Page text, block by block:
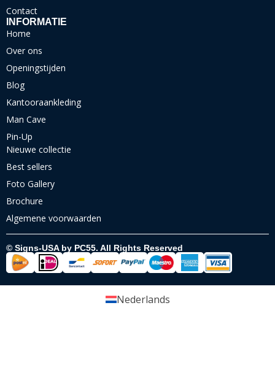
Contact
INFORMATIE
Home
Over ons
Openingstijden
Blog
Kantooraankleding
Man Cave
Pin-Up
Nieuwe collectie
Best sellers
Foto Gallery
Brochure
Algemene voorwaarden
© Signs-USA by PC55. All Rights Reserved
Nederlands